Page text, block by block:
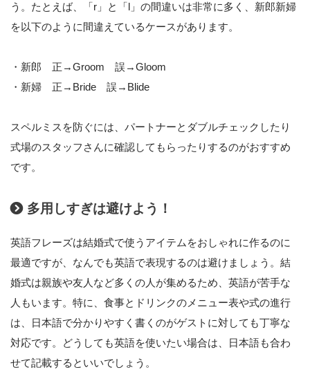
う。たとえば、「r」と「l」の間違いは非常に多く、新郎新婦
を以下のように間違えているケースがあります。
・新郎 正→Groom 誤→Gloom
・新婦 正→Bride 誤→Blide
スペルミスを防ぐには、パートナーとダブルチェックしたり
式場のスタッフさんに確認してもらったりするのがおすすめ
です。
多用しすぎは避けよう！
英語フレーズは結婚式で使うアイテムをおしゃれに作るのに
最適ですが、なんでも英語で表現するのは避けましょう。結
婚式は親族や友人など多くの人が集めるため、英語が苦手な
人もいます。特に、食事とドリンクのメニュー表や式の進行
は、日本語で分かりやすく書くのがゲストに対しても丁寧な
対応です。どうしても英語を使いたい場合は、日本語も合わ
せて記載するといいでしょう。